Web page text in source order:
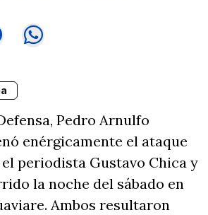
Pedro Arnulfo
enérgicamente el ataque
periodista Gustavo Chica y
la noche del sábado en
Ambos resultaron